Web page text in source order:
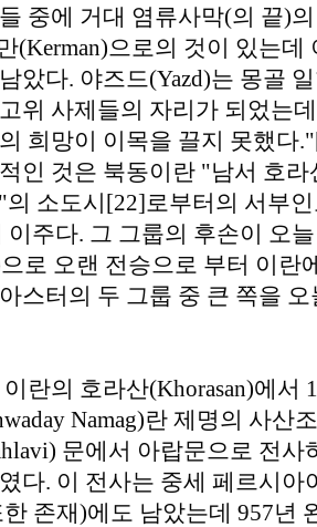
중에 거대 염류사막(의 끝)
(Kerman)으로의 것이 있는
았다. 야즈드(Yazd)는 몽골
위 사제들의 자리가 되었는
희망이 이목을 끌지 못했다
인 것은 북동이란 "남서 호라
의 소도시[22]로부터의 서부
이주다. 그 그룹의 후손이 오
으로 오랜 전승으로 부터 이
스터의 두 그룹 중 큰 쪽을
란의 호라산(Khorasan)에서
Namag)란 제명의 사산
문에서 아랍문으로 전
다. 이 전사는 중세 페르시아
존재)에도 남았는데 957년